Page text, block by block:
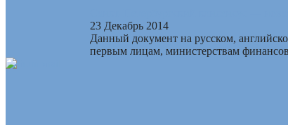
23 Декабрь 2014
Данный документ на русском,
первым лицам, министерствам